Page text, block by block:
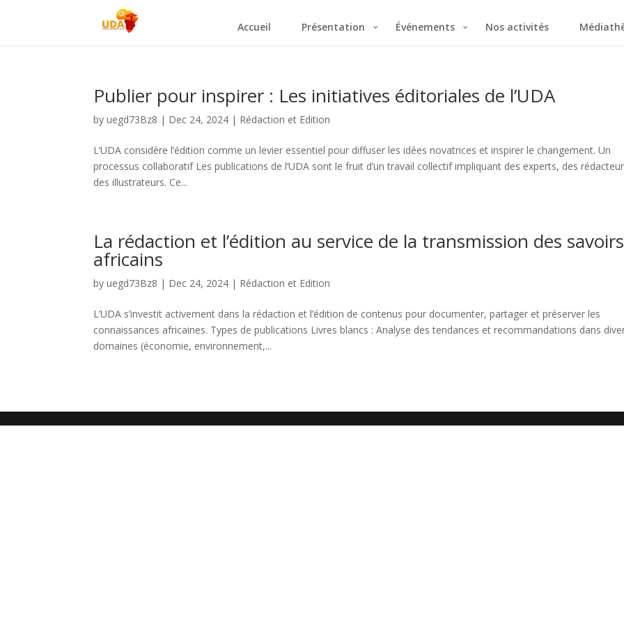
Accueil Présentation Événements Nos activités
Publier pour inspirer : Les initiatives éditoriales de l’UDA
byuegd73Bz8 | Dec 24, 2024 | ⁠Rédaction et Edition
L’UDA considère l’édition comme un levier essentiel pour diffuser les idées novatrices et inspirer le changement. Un
processus collaboratif Les publications de l’UDA sont le fruit d’un travail collectif impliquant des experts, des
des illustrateurs. Ce...
La rédaction et l’édition au service de la transmission des savoirs
africains
byuegd73Bz8 | Dec 24, 2024 | ⁠Rédaction et Edition
L’UDA s’investit activement dans la rédaction et l’édition de contenus pour documenter, partager et préserver les
connaissances africaines. Types de publications Livres blancs : Analyse des tendances et recommandations dans
domaines (économie, environnement,...